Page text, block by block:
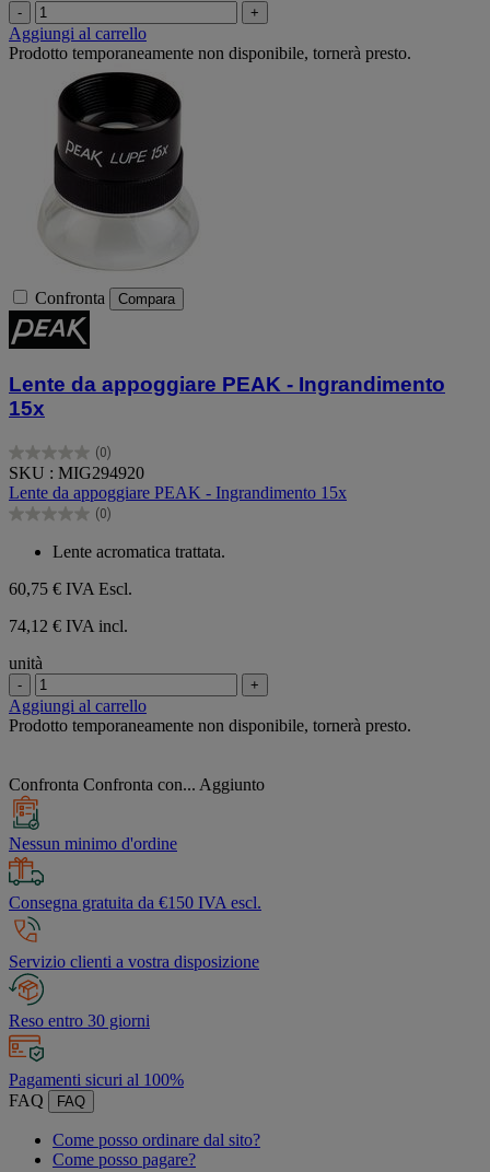
- +
Aggiungi al carrello
Prodotto temporaneamente non disponibile, tornerà presto.
Confronta Compara
Lente da appoggiare PEAK - Ingrandimento
15x
(0)
0.0
su
5
stelle.
SKU : MIG294920
Lente da appoggiare PEAK - Ingrandimento 15x
(0)
0.0
stelle.
Lente acromatica trattata.
60,75 € IVA Escl.
74,12 € IVA incl.
unità
- +
Aggiungi al carrello
Prodotto temporaneamente non disponibile, tornerà presto.
Confronta Confronta con... Aggiunto
Nessun minimo d'ordine
Consegna gratuita da €150 IVA escl.
Servizio clienti a vostra disposizione
Reso entro 30 giorni
Pagamenti sicuri al 100%
FAQ
FAQ
Come posso ordinare dal sito?
Come posso pagare?